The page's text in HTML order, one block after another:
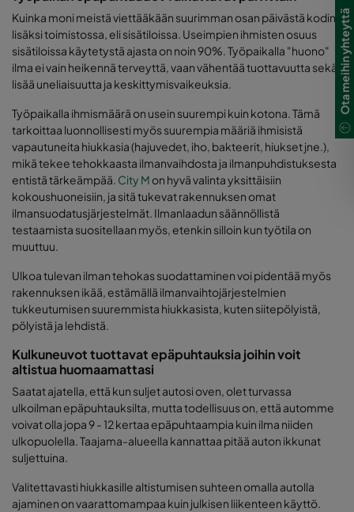
Kuinka moni meistä viettääkään suurimman osan päivästä kodin
lisäksi toimistossa, eli sisätiloissa. Useimpien ihmisten osuus
sisätiloissa käytetystä ajasta on noin 90%. Työpaikalla "huono"
ilma ei vain heikennä terveyttä, vaan vähentää tuottavuutta sekä
lisää uneliaisuutta ja keskittymisvaikeuksia.
Työpaikalla ihmismäärä on usein suurempi kuin kotona. Tämä
tarkoittaa luonnollisesti myös suurempia määriä ihmisistä
vapautuneita hiukkasia (hajuvedet, iho, bakteerit, hiukset jne.),
mikä tekee tehokkaasta ilmanvaihdosta ja ilmanpuhdistuksesta
entistä tärkeämpää. City M on hyvä valinta yksittäisiin
kokoushuoneisiin, ja sitä tukevat rakennuksen omat
ilmansuodatusjärjestelmät. Ilmanlaadun säännöllistä
testaamista suositellaan myös, etenkin silloin kun työtila on
muuttuu.
Ulkoa tulevan ilman tehokas suodattaminen voi pidentää myös
rakennuksen ikää, estämällä ilmanvaihtojärjestelmien
tukkeutumisen suuremmista hiukkasista, kuten siitepölyistä,
pölyistä ja lehdistä.
Kulkuneuvot tuottavat epäpuhtauksia joihin voit
altistua huomaamattasi
Saatat ajatella, että kun suljet autosi oven, olet turvassa
ulkoilman epäpuhtauksilta, mutta todellisuus on, että automme
voivat olla jopa 9 - 12 kertaa epäpuhtaampia kuin ilma niiden
ulkopuolella. Taajama-alueella kannattaa pitää auton ikkunat
suljettuina.
Valitettavasti hiukkasille altistumisen suhteen omalla autolla
ajaminen on vaarattomampaa kuin julkisen liikenteen käyttö.
Ota meihin yhteyttä